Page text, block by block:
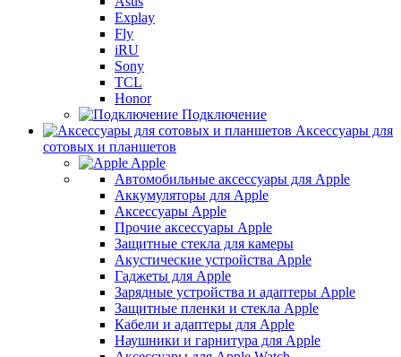
Explay
Fly
iRU
Sony
TCL
Honor
Подключение
Аксессуары для
сотовых и планшетов
Apple
Автомобильные аксессуары для Apple
Аккумуляторы для Apple
Аксессуары Apple
Прочие аксессуары Apple
Защитные стекла для камеры
Акустические устройства Apple
Гаджеты для Apple
Зарядные устройства и адаптеры Apple
Защитные пленки и стекла Apple
Кабели и адаптеры для Apple
Наушники и гарнитура для Apple